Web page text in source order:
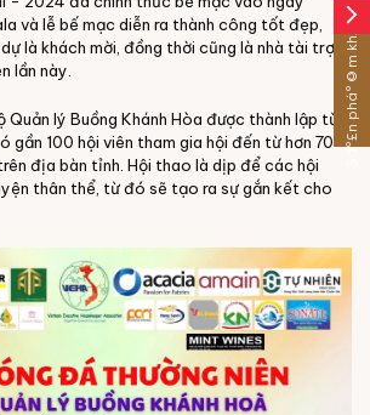
và lễ bế mạc diễn ra thành công tốt đẹp,
dự là khách mời, đồng thời cũng là nhà tài trợ
lần này.
lý Buồng Khánh Hòa được thành lập từ
gần 100 hội viên tham gia hội đến từ hơn 70
địa bàn tỉnh. Hội thao là dịp để các hội
thân thể, từ đó sẽ tạo ra sự gắn kết cho
arrow_forward_ios
Sáº£n pháº©m khÃ¡c